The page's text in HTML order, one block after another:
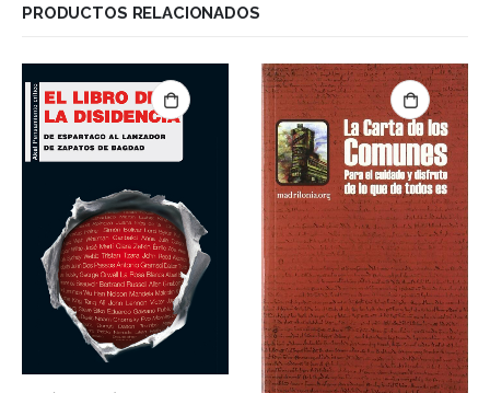
PRODUCTOS RELACIONADOS